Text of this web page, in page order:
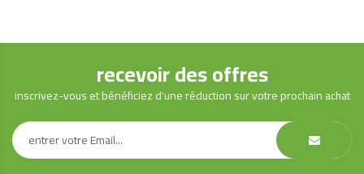
recevoir des offres
inscrivez-vous et bénéficiez d'une réduction sur votre prochain achat